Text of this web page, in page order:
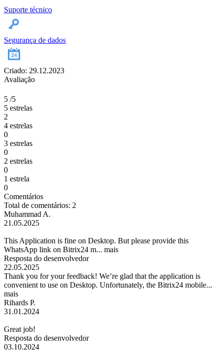
Suporte técnico
Segurança de dados
Criado: 29.12.2023
Avaliação
5 /5
5 estrelas
2
4 estrelas
0
3 estrelas
0
2 estrelas
0
1 estrela
0
Comentários
Total de comentários: 2
Muhammad A.
21.05.2025
This Application is fine on Desktop. But please provide this
WhatsApp link on Bitrix24 m... mais
Resposta do desenvolvedor
22.05.2025
Thank you for your feedback! We’re glad that the application is
convenient to use on Desktop. Unfortunately, the Bitrix24 mobile...
mais
Rihards P.
31.01.2024
Great job!
Resposta do desenvolvedor
03.10.2024